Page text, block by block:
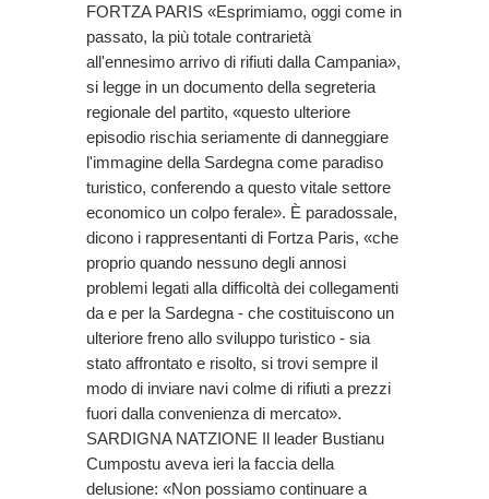
FORTZA PARIS «Esprimiamo, oggi come in
passato, la più totale contrarietà
all'ennesimo arrivo di rifiuti dalla Campania»,
si legge in un documento della segreteria
regionale del partito, «questo ulteriore
episodio rischia seriamente di danneggiare
l'immagine della Sardegna come paradiso
turistico, conferendo a questo vitale settore
economico un colpo ferale». È paradossale,
dicono i rappresentanti di Fortza Paris, «che
proprio quando nessuno degli annosi
problemi legati alla difficoltà dei collegamenti
da e per la Sardegna - che costituiscono un
ulteriore freno allo sviluppo turistico - sia
stato affrontato e risolto, si trovi sempre il
modo di inviare navi colme di rifiuti a prezzi
fuori dalla convenienza di mercato».
SARDIGNA NATZIONE Il leader Bustianu
Cumpostu aveva ieri la faccia della
delusione: «Non possiamo continuare a